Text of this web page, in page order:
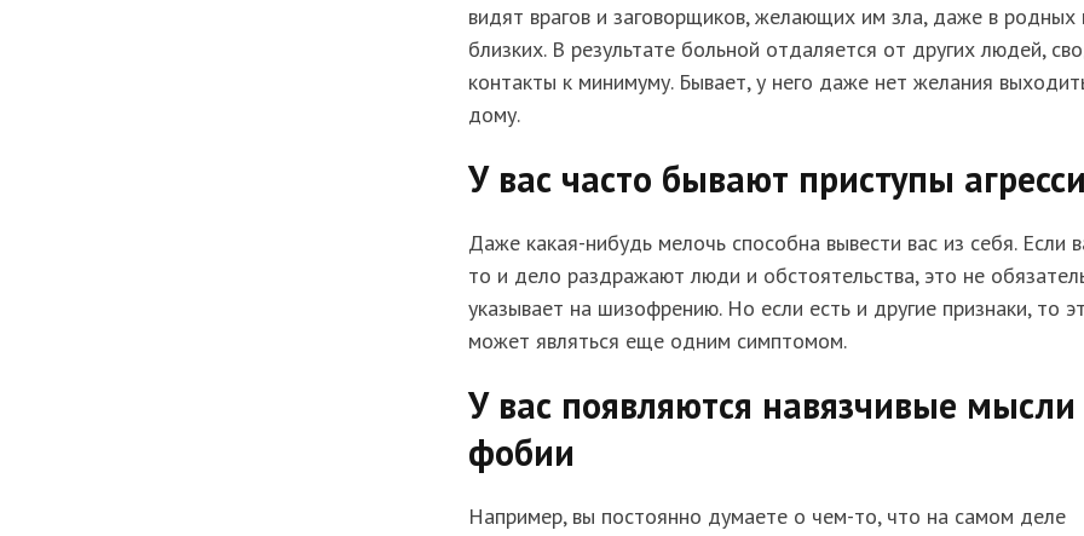
видят врагов и заговорщиков, желающих им зла, даже в родных
близких. В результате больной отдаляется от других людей,
контакты к минимуму. Бывает, у него даже нет желания
дому.
У вас часто бывают приступы
Даже какая-нибудь мелочь способна вывести вас из себя. Если
то и дело раздражают люди и обстоятельства, это не
указывает на шизофрению. Но если есть и другие признаки, то
может являться еще одним симптомом.
У вас появляются навязчивые мысли
фобии
Например, вы постоянно думаете о чем-то, что на самом деле